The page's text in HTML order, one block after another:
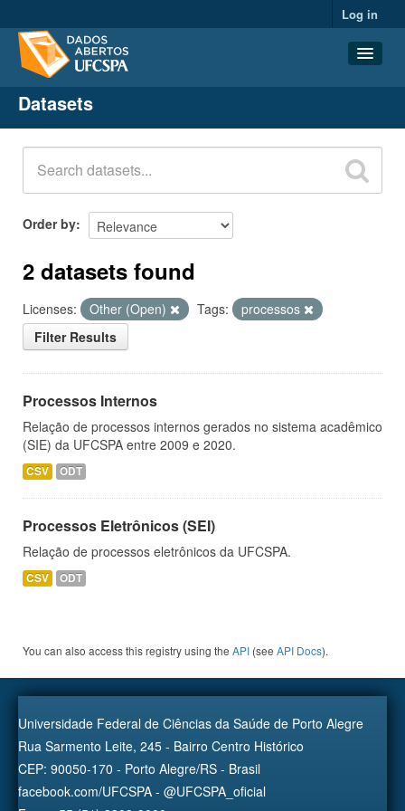
Log in
Datasets
Organizations
Groups
About
Datasets
Order by
2 datasets found
Licenses: Other (Open) Tags:
processos
Filter Results
Processos Internos
Relação de processos internos gerados no sistema acadêmico
(SIE) da UFCSPA entre 2009 e 2020.
CSV ODT
Processos Eletrônicos (SEI)
Relação de processos eletrônicos da UFCSPA.
CSV ODT
You can also access this registry using the API (see API Docs).
Universidade Federal de Ciências da Saúde de Porto Alegre
Rua Sarmento Leite, 245 - Bairro Centro Histórico
CEP: 90050-170 - Porto Alegre/RS - Brasil
facebook.com/UFCSPA - @UFCSPA_oficial